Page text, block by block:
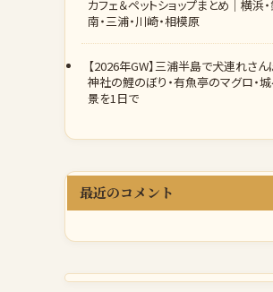
カフェ＆ペットショップまとめ｜横浜
南・三浦・川崎・相模原
【2026年GW】三浦半島で犬連れさ
神社の鯉のぼり・有魚亭のマグロ・
景を1日で
最近のコメント